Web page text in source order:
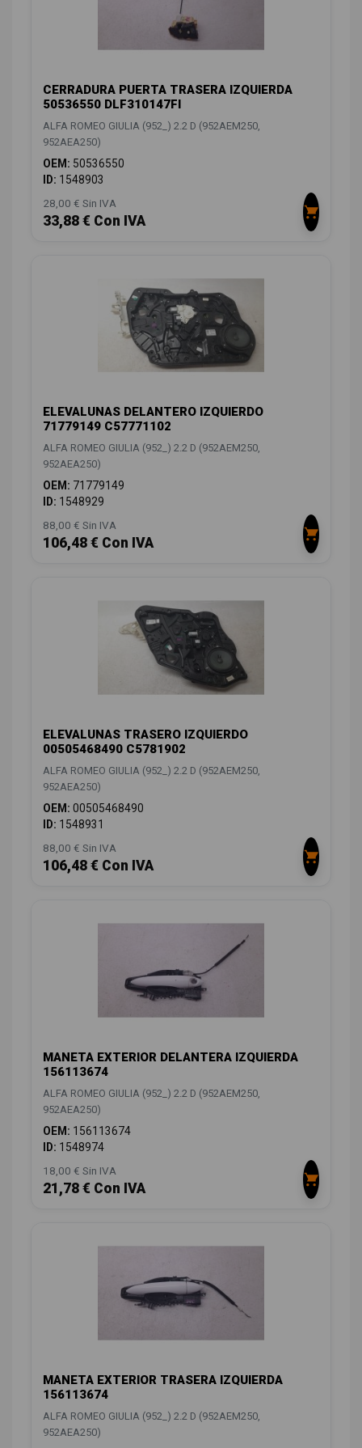
CERRADURA PUERTA TRASERA IZQUIERDA
50536550 DLF310147FI
ALFA ROMEO GIULIA (952_) 2.2 D (952AEM250,
952AEA250)
OEM: 50536550
ID: 1548903
28,00 € Sin IVA
33,88 € Con IVA
ELEVALUNAS DELANTERO IZQUIERDO
71779149 C57771102
ALFA ROMEO GIULIA (952_) 2.2 D (952AEM250,
952AEA250)
OEM: 71779149
ID: 1548929
88,00 € Sin IVA
106,48 € Con IVA
ELEVALUNAS TRASERO IZQUIERDO
00505468490 C5781902
ALFA ROMEO GIULIA (952_) 2.2 D (952AEM250,
952AEA250)
OEM: 00505468490
ID: 1548931
88,00 € Sin IVA
106,48 € Con IVA
MANETA EXTERIOR DELANTERA IZQUIERDA
156113674
ALFA ROMEO GIULIA (952_) 2.2 D (952AEM250,
952AEA250)
OEM: 156113674
ID: 1548974
18,00 € Sin IVA
21,78 € Con IVA
MANETA EXTERIOR TRASERA IZQUIERDA
156113674
ALFA ROMEO GIULIA (952_) 2.2 D (952AEM250,
952AEA250)